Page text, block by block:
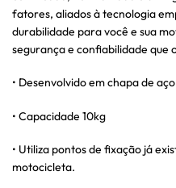
fatores, aliados à tecnologia
durabilidade para você e sua
segurança e confiabilidade que
• Desenvolvido em chapa de
• Capacidade 10kg
• Utiliza pontos de fixação já
motocicleta.